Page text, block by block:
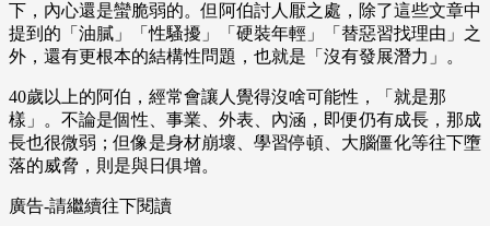
下，內心還是蠻脆弱的。但阿伯討人厭之處，除了這些文章中
提到的「油膩」「性騷擾」「硬裝年輕」「替惡習找理由」之
外，還有更根本的結構性問題，也就是「沒有發展潛力」。
40歲以上的阿伯，經常會讓人覺得沒啥可能性，「就是那
樣」。不論是個性、事業、外表、內涵，即便仍有成長，那成
長也很微弱；但像是身材崩壞、學習停頓、大腦僵化等往下墮
落的威脅，則是與日俱增。
廣告-請繼續往下閱讀